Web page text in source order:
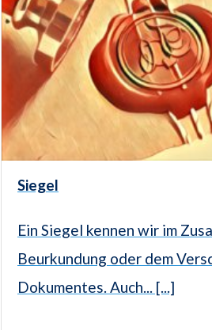
Siegel
Ein Siegel kennen wir im
Beurkundung oder dem
Dokumentes. Auch... [...]